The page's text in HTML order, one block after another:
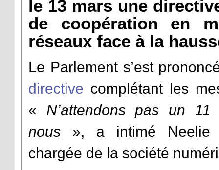
le 13 mars une
de coopération en
réseaux face à la
Le Parlement s’est
directive complétant les
« N’attendons pas un 11
nous », a intimé Neelie
chargée de la société